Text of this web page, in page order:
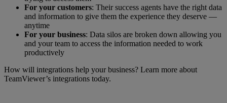
For your customers: Their success agents have the right data
and information to give them the experience they deserve —
anytime
For your business: Data silos are broken down allowing you
and your team to access the information needed to work
productively
How will integrations help your business? Learn more about
TeamViewer’s integrations today.